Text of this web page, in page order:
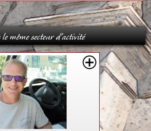
le même secteur d'activité